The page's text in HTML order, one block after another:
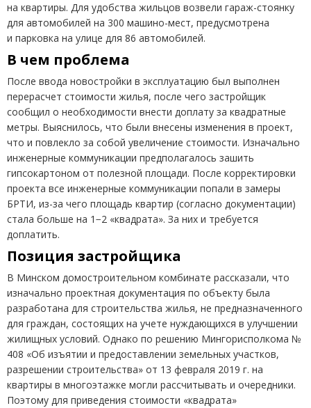
на квартиры. Для удобства жильцов возвели гараж-стоянку
для автомобилей на 300 машино-мест, предусмотрена
и парковка на улице для 86 автомобилей.
В чем проблема
После ввода новостройки в эксплуатацию был выполнен
перерасчет стоимости жилья, после чего застройщик
сообщил о необходимости внести доплату за квадратные
метры. Выяснилось, что были внесены изменения в проект,
что и повлекло за собой увеличение стоимости. Изначально
инженерные коммуникации предполагалось зашить
гипсокартоном от полезной площади. После корректировки
проекта все инженерные коммуникации попали в замеры
БРТИ, из-за чего площадь квартир (согласно документации)
стала больше на 1−2 «квадрата». За них и требуется
доплатить.
Позиция застройщика
В Минском домостроительном комбинате рассказали, что
изначально проектная документация по объекту была
разработана для строительства жилья, не предназначенного
для граждан, состоящих на учете нуждающихся в улучшении
жилищных условий. Однако по решению Мингорисполкома №
408 «Об изъятии и предоставлении земельных участков,
разрешении строительства» от 13 февраля 2019 г. на
квартиры в многоэтажке могли рассчитывать и очередники.
Поэтому для приведения стоимости «квадрата»